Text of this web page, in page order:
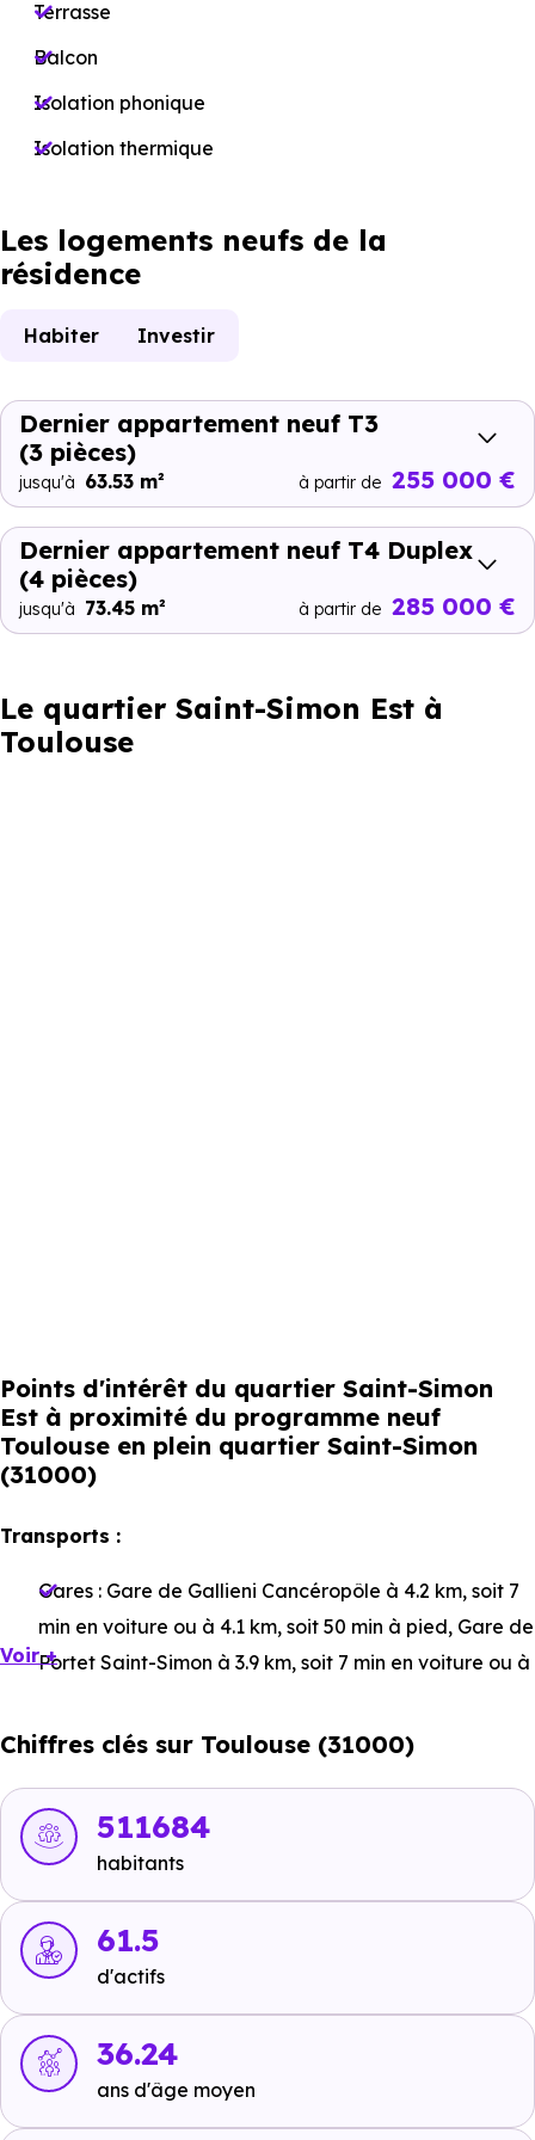
Terrasse
Balcon
Isolation phonique
Isolation thermique
Les logements neufs de la
résidence
Habiter Investir
Dernier appartement neuf T3
(3 pièces)
jusqu'à 63.53 m² à partir de 255 000 €
Dernier appartement neuf T4 Duplex
(4 pièces)
jusqu'à 73.45 m² à partir de 285 000 €
Le quartier Saint-Simon Est à
Toulouse
Points d'intérêt du quartier Saint-Simon
Est à proximité du programme neuf
Toulouse en plein quartier Saint-Simon
(31000)
Transports :
Gares : Gare de Gallieni Cancéropôle à 4.2 km, soit 7
min en voiture ou à 4.1 km, soit 50 min à pied, Gare de
Portet Saint-Simon à 3.9 km, soit 7 min en voiture ou à
soit 12 min en voiture ou à 6.4 km, soit 1h 16 min à
Bus :
Ligne 53 - Ligne 58 : Tibaous
en voiture ou à 510 m, soit 6 min à pied
699 m, soit 8 min à pied
Tramway :Ligne 1 - Ligne 2 : Croix de Pierre
soit 9 min en voiture ou à 5.5 km, soit 1h 06 min à pied,
Ligne 1 - Ligne 2 : Déodat de Séverac
à 6.4 km, soit 11
min en voiture ou à 5.6 km, soit 1h 07 min à pied
Voir +
Chiffres clés sur Toulouse (31000)
511684
habitants
61.5
d'actifs
36.24
ans d'âge moyen